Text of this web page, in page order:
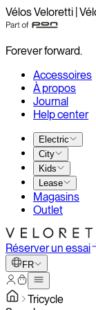
Vélos Veloretti |
Forever forward.
Accessoires
À propos
Journal
Help center
Electric
City
Kids
Lease
Magasins
Outlet
Réserver un essai
FR
Tricycle